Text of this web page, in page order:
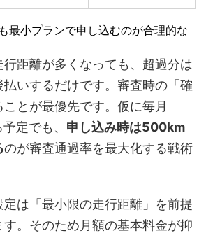
最小プランで申し込むのが合理的な
距離が多くなっても、超過分は
いするだけです。審査時の「確
とが最優先です。仮に毎月
定でも、 申し込み時は500km
のが審査通過率を最大化する戦術
は「最小限の走行距離」を前提
。そのため月額の基本料金が抑